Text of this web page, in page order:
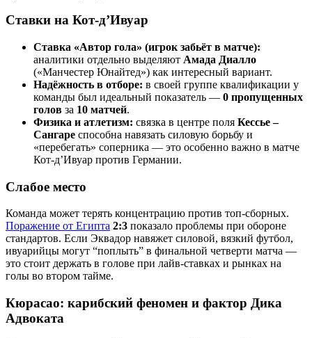
Ставки на Кот-д’Ивуар
Ставка «Автор гола» (игрок забьёт в матче):
аналитики отдельно выделяют Амада Диалло
(«Манчестер Юнайтед») как интересный вариант.
Надёжность в отборе: в своей группе квалификации у
команды был идеальный показатель — 0 пропущенных
голов за 10 матчей.
Физика и атлетизм: связка в центре поля Кессье –
Сангаре способна навязать силовую борьбу и
«перебегать» соперника — это особенно важно в матче
Кот-д’Ивуар против Германии.
Слабое место
Команда может терять концентрацию против топ-сборных.
Поражение от Египта 2:3 показало проблемы при обороне
стандартов. Если Эквадор навяжет силовой, вязкий футбол,
ивуарийцы могут “поплыть” в финальной четверти матча —
это стоит держать в голове при лайв-ставках и рынках на
голы во втором тайме.
Кюрасао: карибский феномен и фактор Дика
Адвоката